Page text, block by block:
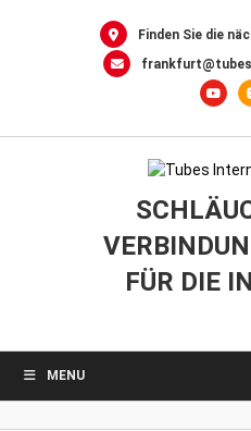
Finden Sie die
FÜR DIE
MENU